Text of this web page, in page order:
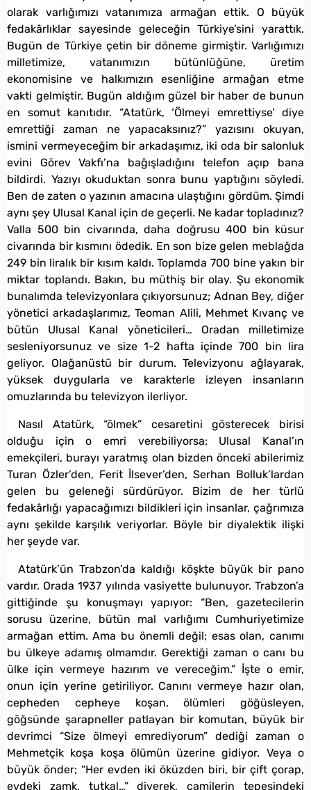
olarak varlığımızı vatanımıza armağan ettik. O büyük
fedakârlıklar sayesinde geleceğin Türkiye’sini yarattık.
Bugün de Türkiye çetin bir döneme girmiştir. Varlığımızı
milletimize, vatanımızın bütünlüğüne, üretim
ekonomisine ve halkımızın esenliğine armağan etme
vakti gelmiştir. Bugün aldığım güzel bir haber de bunun
en somut kanıtıdır. “Atatürk, ‘Ölmeyi emrettiyse’ diye
emrettiği zaman ne yapacaksınız?” yazısını okuyan,
ismini vermeyeceğim bir arkadaşımız, iki oda bir salonluk
evini Görev Vakfı’na bağışladığını telefon açıp bana
bildirdi. Yazıyı okuduktan sonra bunu yaptığını söyledi.
Ben de zaten o yazının amacına ulaştığını gördüm. Şimdi
aynı şey Ulusal Kanal için de geçerli. Ne kadar topladınız?
Valla 500 bin civarında, daha doğrusu 400 bin küsur
civarında bir kısmını ödedik. En son bize gelen meblağda
249 bin liralık bir kısım kaldı. Toplamda 700 bine yakın bir
miktar toplandı. Bakın, bu müthiş bir olay. Şu ekonomik
bunalımda televizyonlara çıkıyorsunuz; Adnan Bey, diğer
yönetici arkadaşlarımız, Teoman Alili, Mehmet Kıvanç ve
bütün Ulusal Kanal yöneticileri… Oradan milletimize
sesleniyorsunuz ve size 1-2 hafta içinde 700 bin lira
geliyor. Olağanüstü bir durum. Televizyonu ağlayarak,
yüksek duygularla ve karakterle izleyen insanların
omuzlarında bu televizyon ilerliyor.
Nasıl Atatürk, “ölmek” cesaretini gösterecek birisi
olduğu için o emri verebiliyorsa; Ulusal Kanal’ın
emekçileri, burayı yaratmış olan bizden önceki abilerimiz
Turan Özler’den, Ferit İlsever’den, Serhan Bolluk’lardan
gelen bu geleneği sürdürüyor. Bizim de her türlü
fedakârlığı yapacağımızı bildikleri için insanlar, çağrımıza
aynı şekilde karşılık veriyorlar. Böyle bir diyalektik ilişki
her şeyde var.
Atatürk’ün Trabzon’da kaldığı köşkte büyük bir pano
vardır. Orada 1937 yılında vasiyette bulunuyor. Trabzon’a
gittiğinde şu konuşmayı yapıyor: “Ben, gazetecilerin
sorusu üzerine, bütün mal varlığımı Cumhuriyetimize
armağan ettim. Ama bu önemli değil; esas olan, canımı
bu ülkeye adamış olmamdır. Gerektiği zaman o canı bu
ülke için vermeye hazırım ve vereceğim.” İşte o emir,
onun için yerine getiriliyor. Canını vermeye hazır olan,
cepheden cepheye koşan, ölümleri göğüsleyen,
göğsünde şarapneller patlayan bir komutan, büyük bir
devrimci “Size ölmeyi emrediyorum” dediği zaman o
Mehmetçik koşa koşa ölümün üzerine gidiyor. Veya o
büyük önder; “Her evden iki öküzden biri, bir çift çorap,
evdeki zamk, tutkal…” diyerek, camilerin tepesindeki